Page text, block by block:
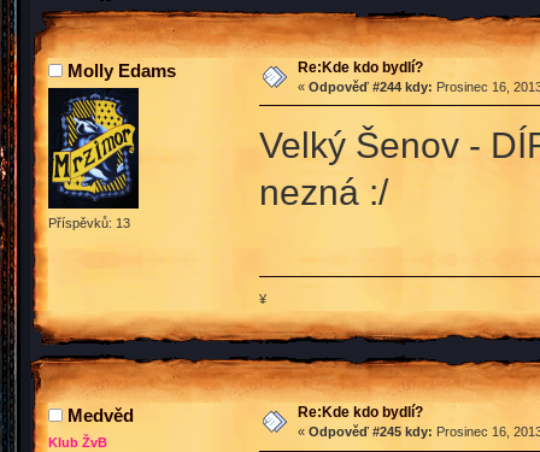
Molly Edams
Příspěvků: 13
Re:Kde kdo bydlí?
« Odpověď #244 kdy: Prosinec 16,
Velký Šenov -
nezná :/
¥
Medvěd
Klub ŽvB
Re:Kde kdo bydlí?
« Odpověď #245 kdy: Prosinec 16,